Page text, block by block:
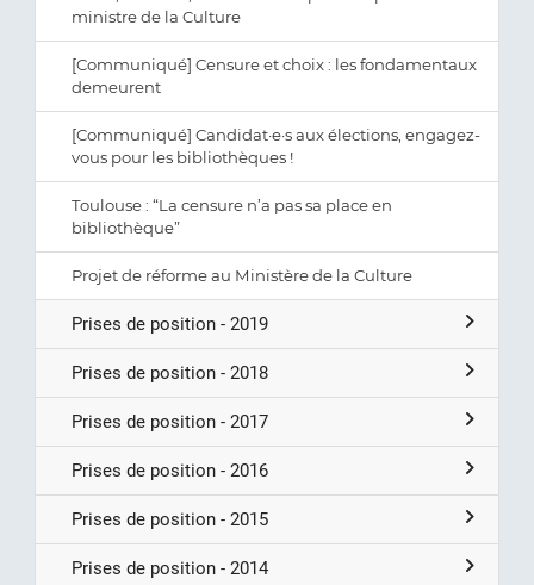
ministre de la Culture
[Communiqué] Censure et choix : les fondamentaux
demeurent
[Communiqué] Candidat·e·s aux élections, engagez-
vous pour les bibliothèques !
Toulouse : “La censure n’a pas sa place en
bibliothèque”
Projet de réforme au Ministère de la Culture
Prises de position - 2019
Prises de position - 2018
Prises de position - 2017
Prises de position - 2016
Prises de position - 2015
Prises de position - 2014